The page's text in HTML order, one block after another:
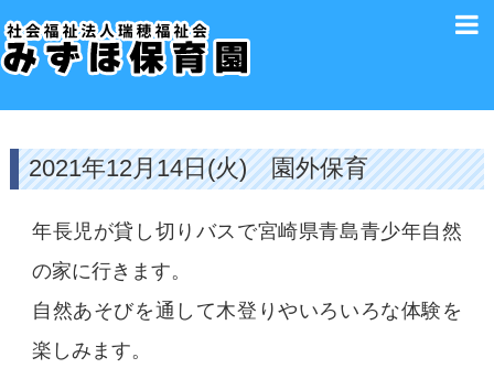
2021年12月14日(火) 園外保育
年長児が貸し切りバスで宮崎県青島青少年自然
の家に行きます。
自然あそびを通して木登りやいろいろな体験を
楽しみます。